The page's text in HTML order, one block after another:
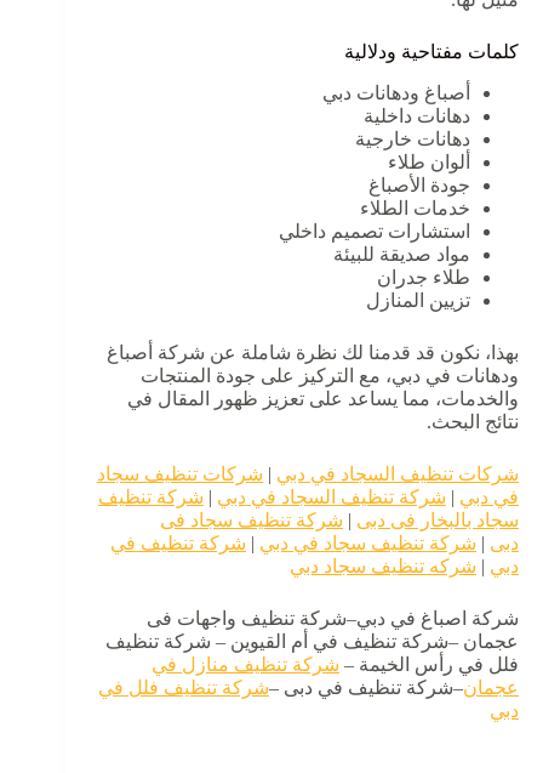
كلمات مفتاحية ودلالية
أصباغ ودهانات دبي
دهانات داخلية
دهانات خارجية
ألوان طلاء
جودة الأصباغ
خدمات الطلاء
استشارات تصميم داخلي
مواد صديقة للبيئة
طلاء جدران
تزيين المنازل
بهذا، نكون قد قدمنا لك نظرة شاملة عن شركة أصباغ
ودهانات في دبي، مع التركيز على جودة المنتجات
والخدمات، مما يساعد على تعزيز ظهور المقال في
نتائج البحث.
شركات تنظيف السجاد في دبي | شركات تنظيف سجاد
في دبي | شركة تنظيف السجاد في دبي | شركة تنظيف
سجاد بالبخار فى دبى | شركة تنظيف سجاد فى
دبى | شركة تنظيف سجاد في دبي | شركة تنظيف في
دبي | شركه تنظيف سجاد دبي
شركة اصباغ في دبي–شركة تنظيف واجهات فى
عجمان –شركة تنظيف في أم القيوين – شركة تنظيف
فلل في رأس الخيمة – شركة تنظيف منازل في
عجمان–شركة تنظيف في دبى –شركة تنظيف فلل في
دبي